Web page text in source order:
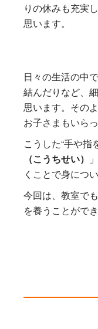
りの休みも充実
思います。
日々の生活の中
結んだりなど、
思います。その
お子さまもいら
こうした“手や指
（こうちせい）
くことで身につ
今回は、教室で
を養うことがで